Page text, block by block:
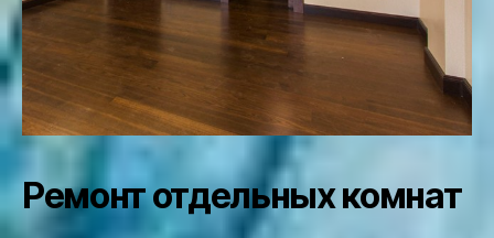
Ремонт отдельных комнат